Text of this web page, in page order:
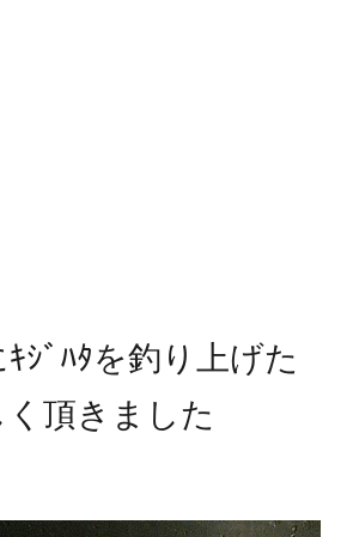
ｼﾞﾊﾀを釣り上げた
頂きました